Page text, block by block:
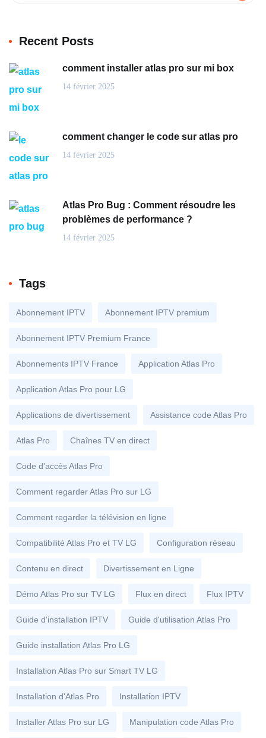
Recent Posts
comment installer atlas pro sur mi box
14 février 2025
comment changer le code sur atlas pro
14 février 2025
Atlas Pro Bug : Comment résoudre les
problèmes de performance ?
14 février 2025
Tags
Abonnement IPTV Abonnement IPTV premium
Abonnement IPTV Premium France
Abonnements IPTV France Application Atlas Pro
Application Atlas Pro pour LG
Applications de divertissement Assistance code Atlas Pro
Atlas Pro Chaînes TV en direct
Code d'accès Atlas Pro
Comment regarder Atlas Pro sur LG
Comment regarder la télévision en ligne
Compatibilité Atlas Pro et TV LG Configuration réseau
Contenu en direct Divertissement en Ligne
Démo Atlas Pro sur TV LG Flux en direct Flux IPTV
Guide d'installation IPTV Guide d'utilisation Atlas Pro
Guide installation Atlas Pro LG
Installation Atlas Pro sur Smart TV LG
Installation d'Atlas Pro Installation IPTV
Installer Atlas Pro sur LG Manipulation code Atlas Pro